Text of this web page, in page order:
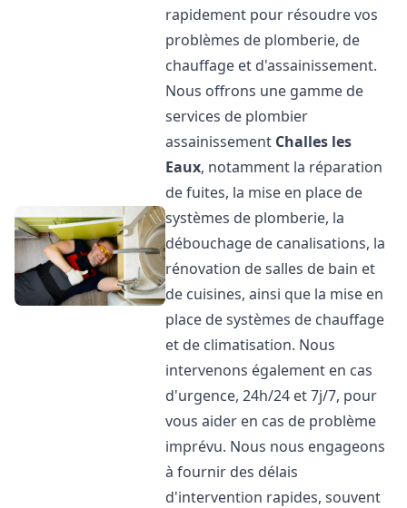
rapidement pour résoudre vos
problèmes de plomberie, de
chauffage et d'assainissement.
Nous offrons une gamme de
services de plombier
assainissement Challes les
Eaux, notamment la réparation
de fuites, la mise en place de
systèmes de plomberie, la
débouchage de canalisations, la
rénovation de salles de bain et
de cuisines, ainsi que la mise en
place de systèmes de chauffage
et de climatisation. Nous
intervenons également en cas
d'urgence, 24h/24 et 7j/7, pour
vous aider en cas de problème
imprévu. Nous nous engageons
à fournir des délais
d'intervention rapides, souvent